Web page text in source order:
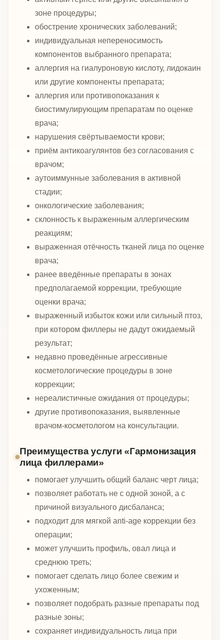
зоне процедуры;
обострение хронических заболеваний;
индивидуальная непереносимость
компонентов выбранного препарата;
аллергия на гиалуроновую кислоту, лидокаин
или другие компоненты препарата;
аллергия или противопоказания к
биостимулирующим препаратам по оценке
врача;
нарушения свёртываемости крови;
приём антикоагулянтов без согласования с
врачом;
аутоиммунные заболевания в активной
стадии;
онкологические заболевания;
склонность к выраженным аллергическим
реакциям;
выраженная отёчность тканей лица по оценке
врача;
ранее введённые препараты в зонах
предполагаемой коррекции, требующие
оценки врача;
выраженный избыток кожи или сильный птоз,
при котором филлеры не дадут ожидаемый
результат;
недавно проведённые агрессивные
косметологические процедуры в зоне
коррекции;
нереалистичные ожидания от процедуры;
другие противопоказания, выявленные
врачом-косметологом на консультации.
Преимущества услуги «Гармонизация
лица филлерами»
помогает улучшить общий баланс черт лица;
позволяет работать не с одной зоной, а с
причиной визуального дисбаланса;
подходит для мягкой anti-age коррекции без
операции;
может улучшить профиль, овал лица и
среднюю треть;
помогает сделать лицо более свежим и
ухоженным;
позволяет подобрать разные препараты под
разные зоны;
сохраняет индивидуальность лица при